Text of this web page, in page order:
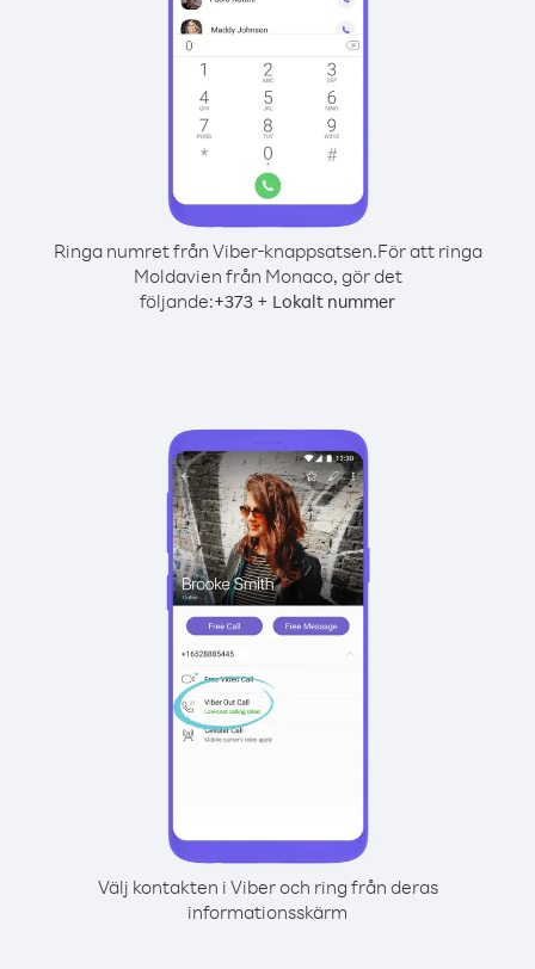
Ringa numret från Viber-knappsatsen.För att ringa
Moldavien från Monaco, gör det
följande:+373 + Lokalt nummer
Välj kontakten i Viber och ring från deras
informationsskärm